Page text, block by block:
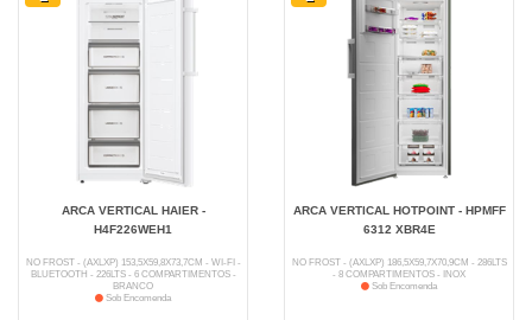
ARCA VERTICAL HAIER -
H4F226WEH1
NO FROST - (AXLXP) 153,5X59,8X73,7CM - WI-FI -
BLUETOOTH - 226LTS - 6 COMPARTIMENTOS -
BRANCO
Sob Encomenda
ARCA VERTICAL HOTPOINT - HPMFF
6312 XBR4E
NO FROST - (AXLXP) 186,5X59,7X70,9CM - 286LTS
- 8 COMPARTIMENTOS - INOX
Sob Encomenda